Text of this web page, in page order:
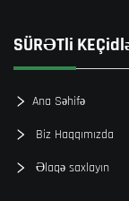
SÜRƏTli
Ana Səhifə
Biz Haqqımızda
Əlaqə saxlayın